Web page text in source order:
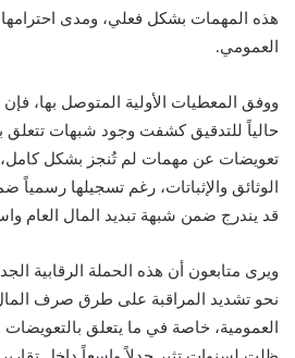
هذه المهمات بشكل فعلي، ومدى احترامها
العمومي.
ووفق المعطيات الأولية المتوصل بها،
حالياً للتدقيق كشفت وجود شبهات
تعويضات عن مهمات لم تُنجز بشكل
الوثائق والإثباتات، رغم تسجيلها رسمياً
قد يندرج ضمن شبهة تبديد المال العام
ويرى متابعون أن هذه الحملة الرقابية
نحو تشديد المراقبة على طرق صرف
العمومية، خاصة في ما يتعلق بالتعويضات